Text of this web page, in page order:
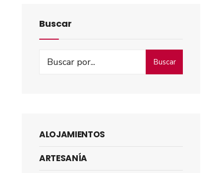
Buscar
Buscar
ALOJAMIENTOS
ARTESANÍA